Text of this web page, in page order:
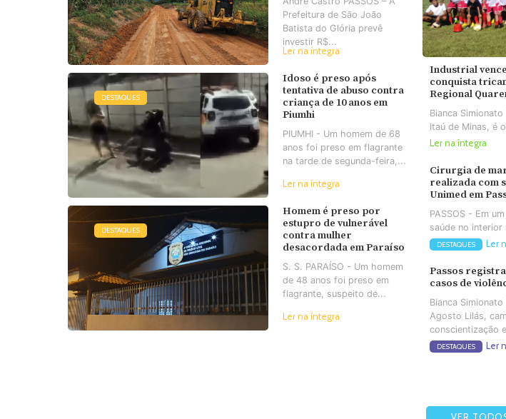
Prefeitura de São João
Batista do Glória prevê
investir R$...
Ler na íntegra
DESTAQUES
Idoso é preso após
tentativa de abuso contra
criança de 10 anos em
Piumhi
PIUMHI - Um homem de 68
anos foi preso em flagrante
na tarde de segunda-feira,...
Ler na íntegra
DESTAQUES
Homem é preso por
estupro de vulnerável
contra mulher
desacordada em Paraíso
S. S. PARAÍSO - Um homem
de 48 anos foi preso em
flagrante, suspeito de...
Ler na íntegra
Industrial
conquista
Regional
Bianca
Itaú de Minas, é
Ler na íntegra
Cirurgia de
realizada com
Unimed em
PASSOS - Em
saúde no interior
DESTAQUES Ler
Passos registra
casos de
Bianca
Agosto Lilás,
conscientização
DESTAQUES Ler